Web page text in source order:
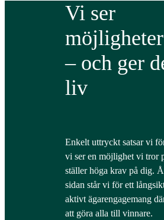
Vi ser
möjligheter
– och ger
liv
Enkelt uttryckt satsar vi
vi ser en möjlighet vi tror
ställer höga krav på dig.
sidan står vi för ett
aktivt ägarengagemang
att göra alla till vinnare.